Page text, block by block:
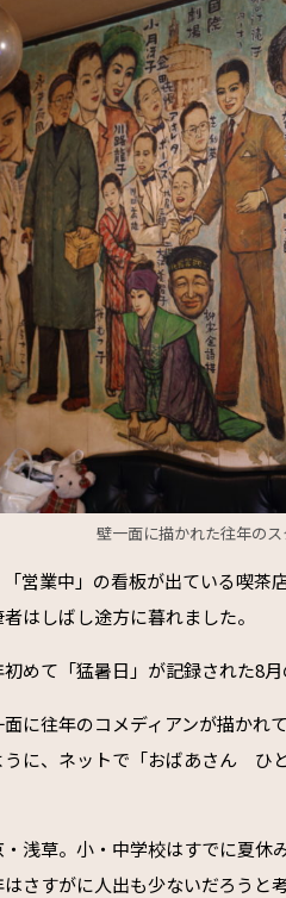
壁一面に描かれた往年のス
営業中」の看板が出ている喫茶
はしばし途方に暮れました。
めて「猛暑日」が記録された8月
に往年のコメディアンが描かれ
うに、ネットで「おばあさん ひ
浅草。小・中学校はすでに夏休
さすがに人出も少ないだろうと